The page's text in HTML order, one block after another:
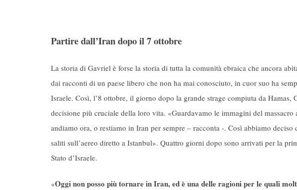
Partire dall’Iran dopo il 7 ottobre
La storia di Gavriel è forse la storia di tutta la comunità ebraica che ancora
dai racconti di un paese libero che non ha mai conosciuto, in cuor suo ha
Israele. Così, l’8 ottobre, il giorno dopo la grande strage compiuta da Hamas,
decisione più cruciale della loro vita. «Guardavamo le immagini del
andiamo ora, o restiamo in Iran per sempre – racconta -. Così abbiamo deciso
saliti sull’aereo diretto a Istanbul». Quattro giorni dopo sono arrivati per la
Stato d’Israele.
«Oggi non posso più tornare in Iran, ed è una delle ragioni per le quali